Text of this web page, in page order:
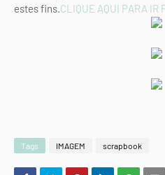
estes fins. CLIQUE AQUI PARA IR
Tags IMAGEM scrapbook